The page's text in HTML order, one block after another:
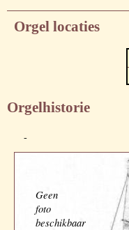
Orgel locaties
Orgelhistorie
-
Geen
foto
beschikbaar